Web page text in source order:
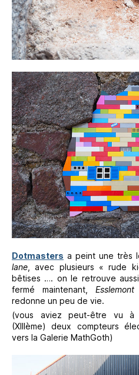
Dotmasters a peint une très
lane , avec plusieurs « rude
bêtises …. on le retrouve
fermé maintenant,
redonne un peu de vie.
(vous aviez peut-être vu à
(XIIIème) deux compteurs
vers la Galerie MathGoth)